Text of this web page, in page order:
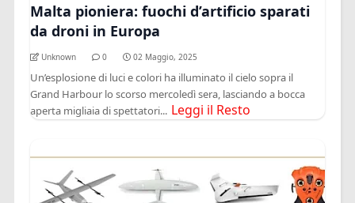
Malta pioniera: fuochi d’artificio sparati
da droni in Europa
Unknown 0 02 Maggio, 2025
Un’esplosione di luci e colori ha illuminato il cielo sopra il
Grand Harbour lo scorso mercoledì sera, lasciando a bocca
aperta migliaia di spettatori... Leggi il Resto